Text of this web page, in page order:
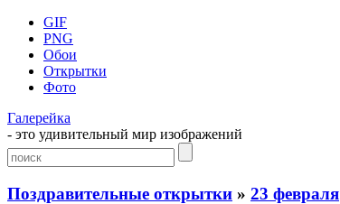
GIF
PNG
Обои
Открытки
Фото
Галерейка
- это удивительный мир изображений
Поздравительные открытки » 23 февраля